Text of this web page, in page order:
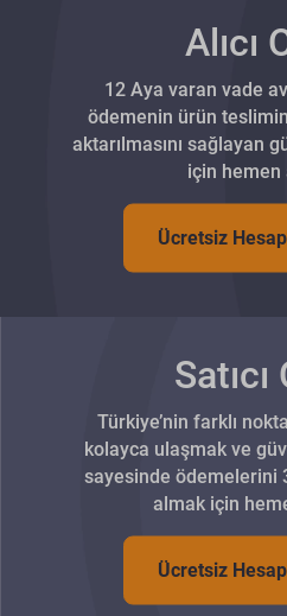
Alıcı
12 Aya varan vade
ödemenin ürün
aktarılmasını sağlayan
için hemen
Ücretsiz
Satıcı
Türkiye’nin farklı
kolayca ulaşmak ve
sayesinde ödemelerini
almak için
Ücretsiz